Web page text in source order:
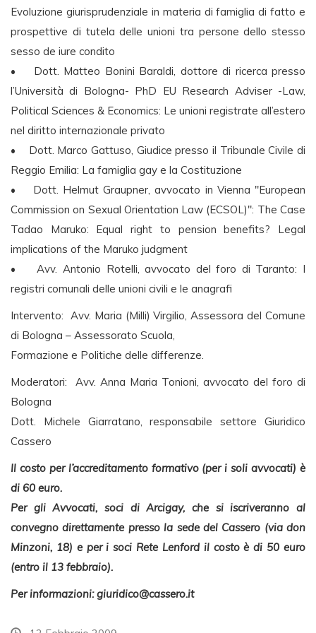
Evoluzione giurisprudenziale in materia di famiglia di fatto e
prospettive di tutela delle unioni tra persone dello stesso
sesso de iure condito
• Dott. Matteo Bonini Baraldi, dottore di ricerca presso
l’Università di Bologna- PhD EU Research Adviser -Law,
Political Sciences & Economics: Le unioni registrate all’estero
nel diritto internazionale privato
• Dott. Marco Gattuso, Giudice presso il Tribunale Civile di
Reggio Emilia: La famiglia gay e la Costituzione
• Dott. Helmut Graupner, avvocato in Vienna "European
Commission on Sexual Orientation Law (ECSOL)": The Case
Tadao Maruko: Equal right to pension benefits? Legal
implications of the Maruko judgment
• Avv. Antonio Rotelli, avvocato del foro di Taranto: I
registri comunali delle unioni civili e le anagrafi
Intervento: Avv. Maria (Milli) Virgilio, Assessora del Comune
di Bologna – Assessorato Scuola,
Formazione e Politiche delle differenze.
Moderatori: Avv. Anna Maria Tonioni, avvocato del foro di
Bologna
Dott. Michele Giarratano, responsabile settore Giuridico
Cassero
Il costo per l’accreditamento formativo (per i soli avvocati) è
di 60 euro.
Per gli Avvocati, soci di Arcigay, che si iscriveranno al
convegno direttamente presso la sede del Cassero (via don
Minzoni, 18) e per i soci Rete Lenford il costo è di 50 euro
(entro il 13 febbraio).
Per informazioni:giuridico@cassero.it